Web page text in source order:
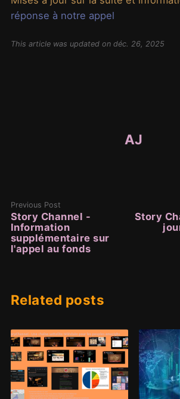
réponse à notre appel
This article was updated on déc. 26, 2025
AJ
Previous Post
Story Channel -
Information
supplémentaire sur
l'appel au fonds
Story
Related posts